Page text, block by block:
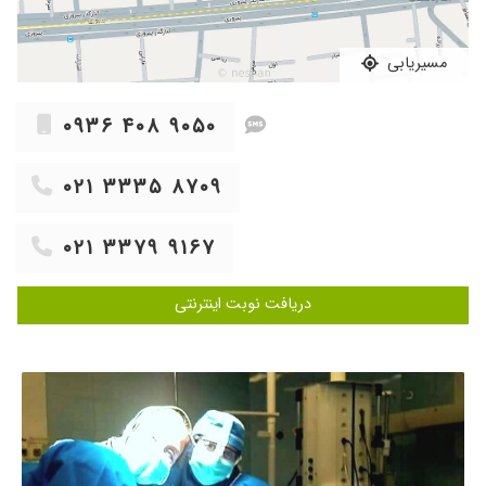
ویزیت مجدد مراجعه کردم خود خانم دکتر منو
نشناخت انقدر تغییر کرده بودم وزنم کم شد جوشام
از بین رفت موهام پر پشت شد حتی وضعیت
مبتلا به زگیل تناسلی بودم سه سال تحت درمان ۱۴۰۴/۰۴/۱۵
۱۴۰۳/۰۷/۱۳
۱۴۰۳/۰۲/۰۳
عدم رضایت ۱۴۰۴/۰۸/۰۲
بارداری کردم ولی ۱۰ روز بعد آن رابطع برقرار کردم
مشگلی نداره جواب ممنون
مشکل کیست داشتم
واسه عمل لبیاپلاستی پیش ایشون رفتم خیلی ۱۴۰۲/۰۳/۱۴
مسیریابی
۰۹۳۶ ۴۰۸ ۹۰۵۰
۰۲۱ ۳۳۳۵ ۸۷۰۹
۰۲۱ ۳۳۷۹ ۹۱۶۷
دریافت نوبت اینترنتی